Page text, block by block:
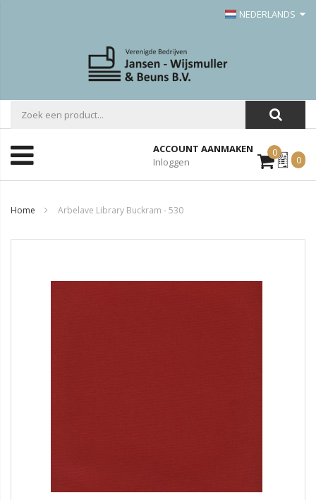
NEDERLANDS
ACCOUNT AANMAKEN
Inloggen
0Mijn
Offerte
0
Home Arbelave Library Buckram - 530